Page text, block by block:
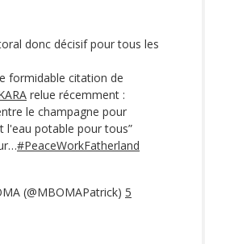
donc décisif pour tous les
formidable citation de
relue récemment :
le champagne pour
l'eau potable pour tous”
#PeaceWorkFatherland
(@MBOMAPatrick) 5